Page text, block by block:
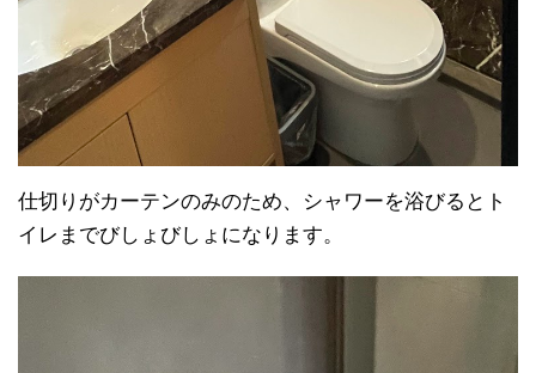
仕切りがカーテンのみのため、シャワーを浴びるとト
イレまでびしょびしょになります。